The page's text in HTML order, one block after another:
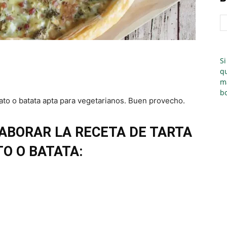
o batata apta para vegetarianos. Buen provecho.
LA RECETA DE TARTA
O BATATA: